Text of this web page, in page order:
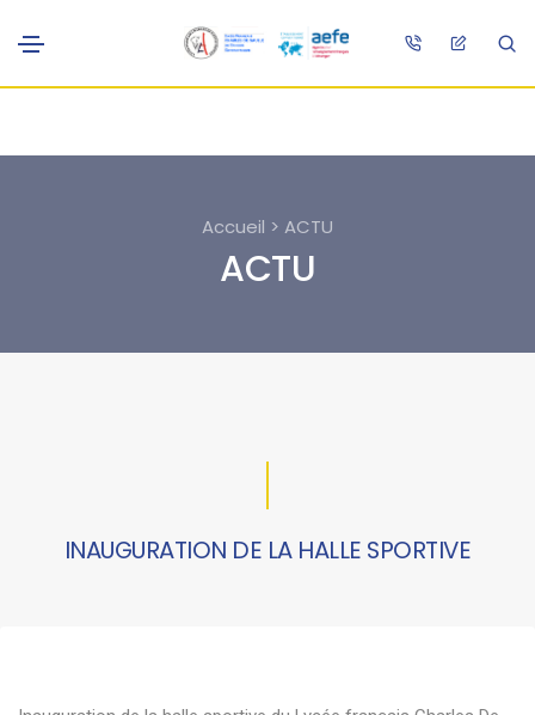
Accueil > ACTU
ACTU
INAUGURATION DE LA HALLE SPORTIVE